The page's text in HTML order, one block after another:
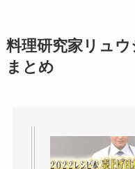
料理研究家リュ
まとめ